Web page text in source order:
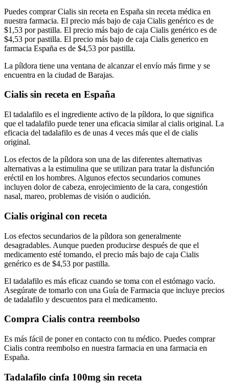
Puedes comprar Cialis sin receta en España sin receta médica en
nuestra farmacia. El precio más bajo de caja Cialis genérico es de
$1,53 por pastilla. El precio más bajo de caja Cialis genérico es de
$4,53 por pastilla. El precio más bajo de caja Cialis generico en
farmacia España es de $4,53 por pastilla.
La píldora tiene una ventana de alcanzar el envío más firme y se
encuentra en la ciudad de Barajas.
Cialis sin receta en España
El tadalafilo es el ingrediente activo de la píldora, lo que significa
que el tadalafilo puede tener una eficacia similar al cialis original. La
eficacia del tadalafilo es de unas 4 veces más que el de cialis
original.
Los efectos de la píldora son una de las diferentes alternativas
alternativas a la estimulina que se utilizan para tratar la disfunción
eréctil en los hombres. Algunos efectos secundarios comunes
incluyen dolor de cabeza, enrojecimiento de la cara, congestión
nasal, mareo, problemas de visión o audición.
Cialis original con receta
Los efectos secundarios de la píldora son generalmente
desagradables. Aunque pueden producirse después de que el
medicamento esté tomando, el precio más bajo de caja Cialis
genérico es de $4,53 por pastilla.
El tadalafilo es más eficaz cuando se toma con el estómago vacío.
Asegúrate de tomarlo con una Guía de Farmacia que incluye precios
de tadalafilo y descuentos para el medicamento.
Compra Cialis contra reembolso
Es más fácil de poner en contacto con tu médico. Puedes comprar
Cialis contra reembolso en nuestra farmacia en una farmacia en
España.
Tadalafilo cinfa 100mg sin receta